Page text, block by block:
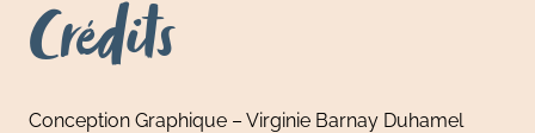
Crédits
Conception Graphique – Virginie Barnay Duhamel